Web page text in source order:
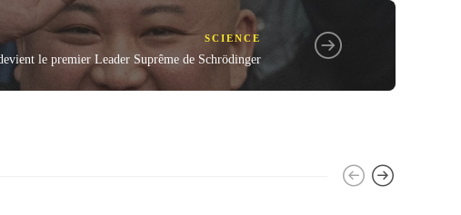
SCIENCE
le premier Leader Suprême de Schrödinger